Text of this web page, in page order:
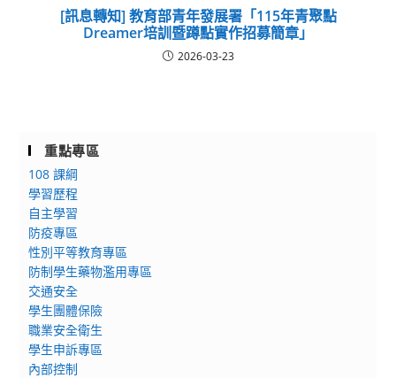
[訊息轉知] 教育部青年發展署「115年青聚點
Dreamer培訓暨蹲點實作招募簡章」
2026-03-23
重點專區
108 課綱
學習歷程
自主學習
防疫專區
性別平等教育專區
防制學生藥物濫用專區
交通安全
學生團體保險
職業安全衛生
學生申訴專區
內部控制